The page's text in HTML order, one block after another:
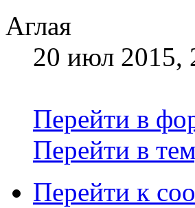
Аглая
20 июл 2015,
Перейти в
Перейти в
Перейти к